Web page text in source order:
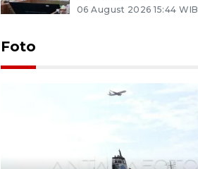
06 August 2026 15:44 WIB
Foto